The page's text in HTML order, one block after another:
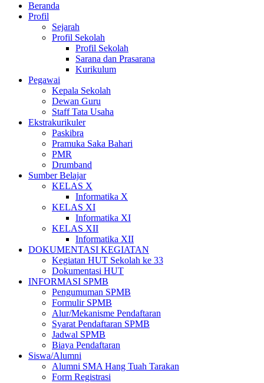
Beranda
Profil
Sejarah
Profil Sekolah
Profil Sekolah
Sarana dan Prasarana
Kurikulum
Pegawai
Kepala Sekolah
Dewan Guru
Staff Tata Usaha
Ekstrakurikuler
Paskibra
Pramuka Saka Bahari
PMR
Drumband
Sumber Belajar
KELAS X
Informatika X
KELAS XI
Informatika XI
KELAS XII
Informatika XII
DOKUMENTASI KEGIATAN
Kegiatan HUT Sekolah ke 33
Dokumentasi HUT
INFORMASI SPMB
Pengumuman SPMB
Formulir SPMB
Alur/Mekanisme Pendaftaran
Syarat Pendaftaran SPMB
Jadwal SPMB
Biaya Pendaftaran
Siswa/Alumni
Alumni SMA Hang Tuah Tarakan
Form Registrasi